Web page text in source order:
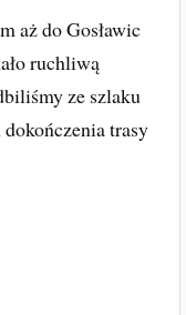
aż do Gosławic
ruchliwą
ze szlaku
trasy